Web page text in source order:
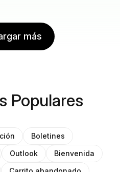
más
Populares
Boletines
Outlook
Bienvenida